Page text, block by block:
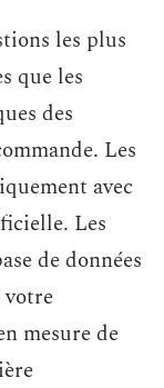
les plus
que les
des
Les
avec
Les
de données
mesure de